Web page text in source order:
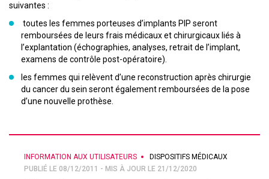
suivantes :
toutes les femmes porteuses d’implants PIP seront
remboursées de leurs frais médicaux et chirurgicaux liés à
l’explantation (échographies, analyses, retrait de l’implant,
examens de contrôle post-opératoire).
les femmes qui relèvent d’une reconstruction après chirurgie
du cancer du sein seront également remboursées de la pose
d’une nouvelle prothèse.
INFORMATION AUX UTILISATEURS
DISPOSITIFS MÉDICAUX
PUBLIÉ LE 08/12/2011 - MIS À JOUR LE 21/12/2020